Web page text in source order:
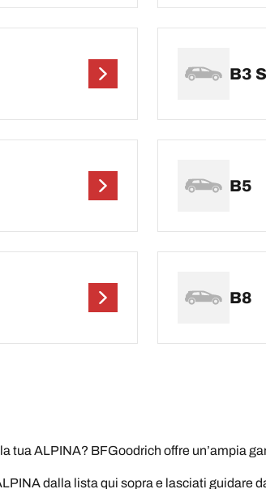
B3 S
B5
B8
tua ALPINA? BFGoodrich offre un’ampia
dalla lista qui sopra e lasciati guidare